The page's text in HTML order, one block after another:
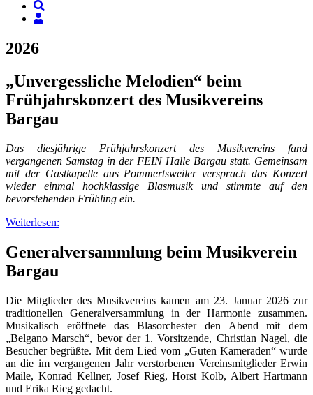
2026
„Unvergessliche Melodien“ beim
Frühjahrskonzert des Musikvereins
Bargau
Das diesjährige Frühjahrskonzert des Musikvereins fand
vergangenen Samstag in der FEIN Halle Bargau statt. Gemeinsam
mit der Gastkapelle aus Pommertsweiler versprach das Konzert
wieder einmal hochklassige Blasmusik und stimmte auf den
bevorstehenden Frühling ein.
Weiterlesen:
Generalversammlung beim Musikverein
Bargau
Die Mitglieder des Musikvereins kamen am 23. Januar 2026 zur
traditionellen Generalversammlung in der Harmonie zusammen.
Musikalisch eröffnete das Blasorchester den Abend mit dem
„Belgano Marsch“, bevor der 1. Vorsitzende, Christian Nagel, die
Besucher begrüßte. Mit dem Lied vom „Guten Kameraden“ wurde
an die im vergangenen Jahr verstorbenen Vereinsmitglieder Erwin
Maile, Konrad Kellner, Josef Rieg, Horst Kolb, Albert Hartmann
und Erika Rieg gedacht.